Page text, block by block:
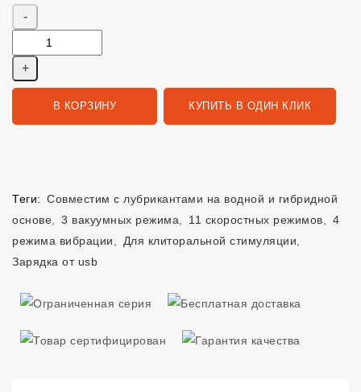
В КОРЗИНУ КУПИТЬ В ОДИН КЛИК
Теги: Совместим с лубрикантами на водной и гибридной
основе
3 вакуумных режима 11 скоростных режимов
4
режима вибрации
Для клиторальной стимуляции
Зарядка от usb